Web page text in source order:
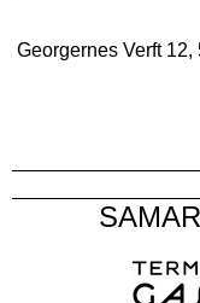
Georgernes Verft